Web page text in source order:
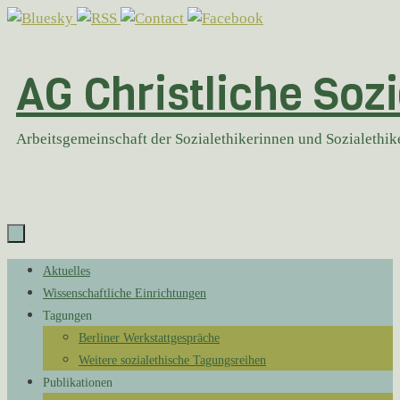
Zum
AG Christliche
Arbeitsgemeinschaft der Sozialethikerinnen und
Zum
Inhalt
springen
Aktuelles
Wissenschaftliche Einrichtungen
Tagungen
Berliner Werkstattgespräche
Weitere sozialethische Tagungsreihen
Publikationen